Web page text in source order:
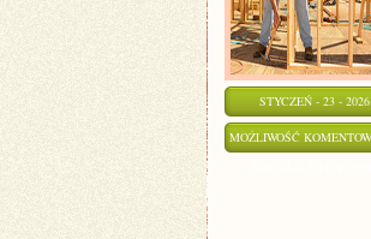
STYCZEŃ - 23 - 2026
MOŻLIWOŚĆ